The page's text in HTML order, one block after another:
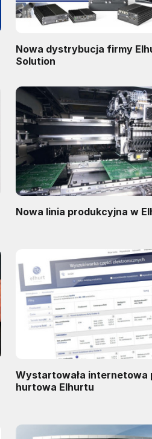
Nowa dystrybucja firmy
Solution
Nowa linia produkcyjna w
Wystartowała internetowa
hurtowa Elhurtu